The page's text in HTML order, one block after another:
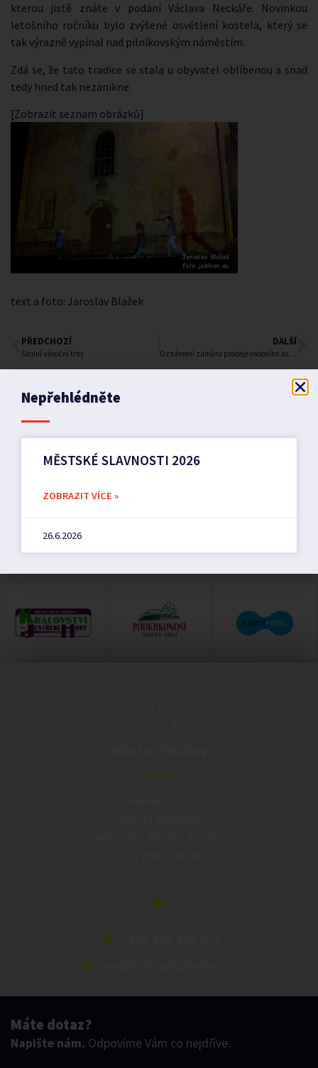
kterou jistě znáte v podání Václava Neckáře. Novinkou
letošního ročníku bylo zvýšené osvětlení kostela, který se
tak výrazně vypínal nad pilníkovským náměstím.
Zdá se, že tato tradice se stala u obyvatel oblíbenou a snad
tedy hned tak nezanikne.
[Zobrazit seznam obrázků]
text a foto: Jaroslav Blažek
PŘEDCHOZÍ
Školní vánoční trhy
DALŠÍ
Oznámení záměru prodeje osobního automobilu
Máte dotaz?
Napište nám. Odpovíme Vám co nejdříve.
Nepřehlédněte
MĚSTSKÉ SLAVNOSTI 2026
ZOBRAZIT VÍCE »
26.6.2026